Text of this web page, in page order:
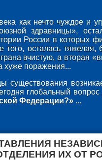
как нечто чуждое
здравницы»,
России в которых
осталась тяжелая,
вчистую, а вторая
хуже поражения...
глобальный вопрос
Федерации?» ...
ИХ ОТ